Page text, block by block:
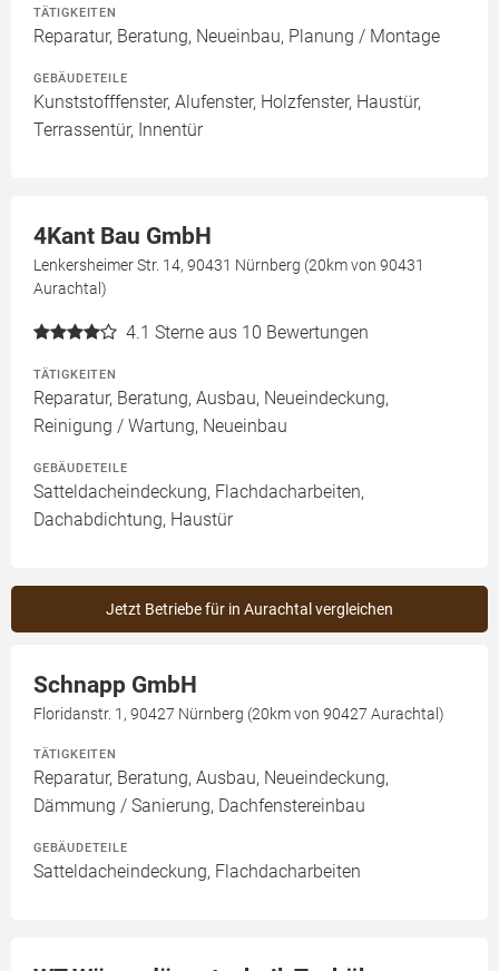
TÄTIGKEITEN
Reparatur, Beratung, Neueinbau, Planung / Montage
GEBÄUDETEILE
Kunststofffenster, Alufenster, Holzfenster, Haustür,
Terrassentür, Innentür
4Kant Bau GmbH
Lenkersheimer Str. 14, 90431 Nürnberg (20km von 90431
Aurachtal)
4.1 Sterne aus 10 Bewertungen
TÄTIGKEITEN
Reparatur, Beratung, Ausbau, Neueindeckung,
Reinigung / Wartung, Neueinbau
GEBÄUDETEILE
Satteldacheindeckung, Flachdacharbeiten,
Dachabdichtung, Haustür
Jetzt Betriebe für in Aurachtal vergleichen
Schnapp GmbH
Floridanstr. 1, 90427 Nürnberg (20km von 90427 Aurachtal)
TÄTIGKEITEN
Reparatur, Beratung, Ausbau, Neueindeckung,
Dämmung / Sanierung, Dachfenstereinbau
GEBÄUDETEILE
Satteldacheindeckung, Flachdacharbeiten